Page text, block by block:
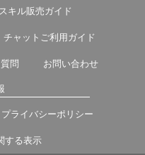
スキル販売ガイド
チャットご利用ガイド
問 お問い合わせ
プライバシーポリシー
する表示